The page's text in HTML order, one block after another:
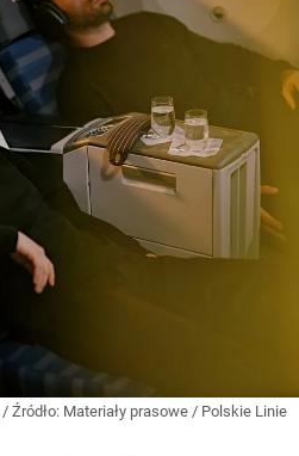
/ Źródło: Materiały prasowe / Polskie Linie